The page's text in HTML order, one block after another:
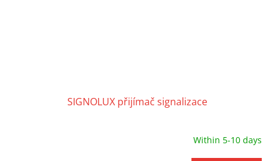
SIGNOLUX přijímač signalizace
Within 5-10 days